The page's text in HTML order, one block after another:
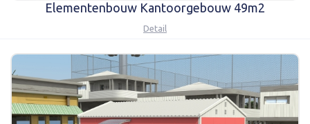
Elementenbouw Kantoorgebouw 49m2
Detail